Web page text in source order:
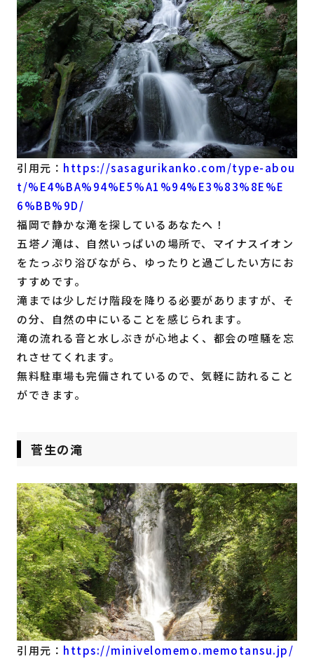
引用元： https://sasagurikanko.com/type-abou
t/%E4%BA%94%E5%A1%94%E3%83%8E%E
6%BB%9D/
福岡で静かな滝を探しているあなたへ！
五塔ノ滝は、自然いっぱいの場所で、マイナスイオン
をたっぷり浴びながら、ゆったりと過ごしたい方にお
すすめです。
滝までは少しだけ階段を降りる必要がありますが、そ
の分、自然の中にいることを感じられます。
滝の流れる音と水しぶきが心地よく、都会の喧騒を忘
れさせてくれます。
無料駐車場も完備されているので、気軽に訪れること
ができます。
菅生の滝
引用元： https://minivelomemo.memotansu.jp/